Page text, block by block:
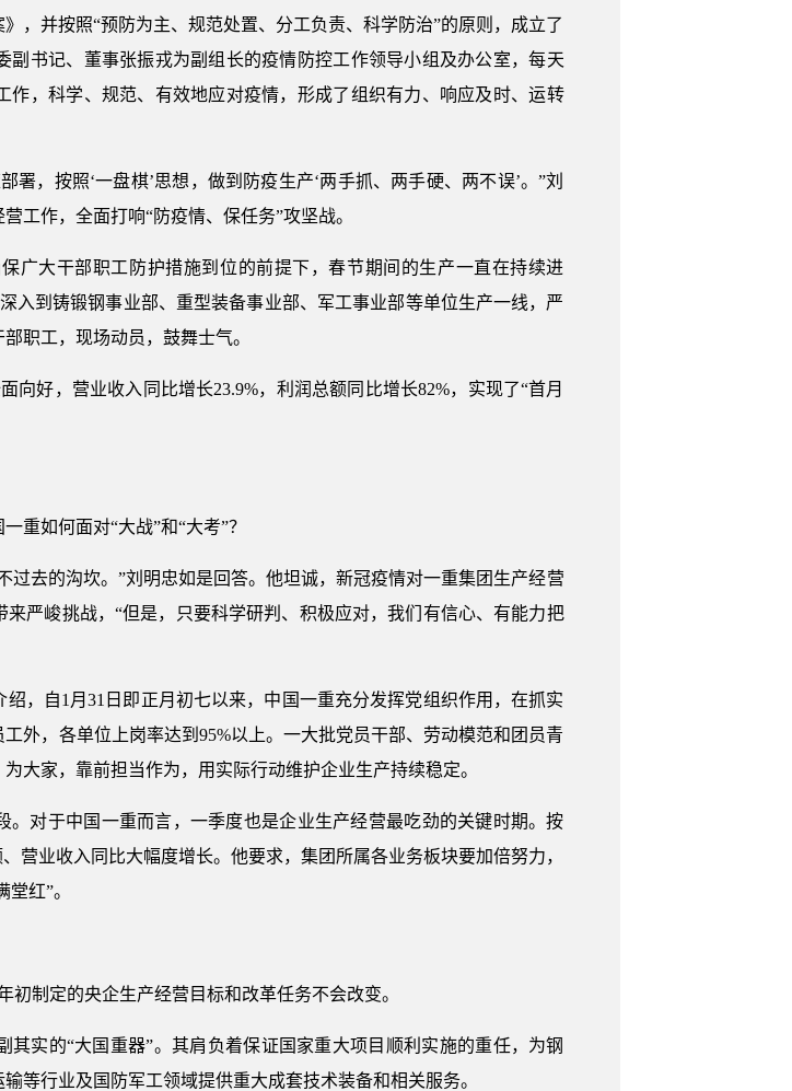
，并按照“预防为主、规范处置、分工负责、科学防治”的原则，成立了
书记、董事张振戎为副组长的疫情防控工作领导小组及办公室，每天
，科学、规范、有效地应对疫情，形成了组织有力、响应及时、运转
，按照‘一盘棋’思想，做到防疫生产‘两手抓、两手硬、两不误’。”刘
工作，全面打响“防疫情、保任务”攻坚战。
广大干部职工防护措施到位的前提下，春节期间的生产一直在持续进
入到铸锻钢事业部、重型装备事业部、军工事业部等单位生产一线，严
职工，现场动员，鼓舞士气。
好，营业收入同比增长23.9%，利润总额同比增长82%，实现了“首月
重如何面对“大战”和“大考”？
过去的沟坎。”刘明忠如是回答。他坦诚，新冠疫情对一重集团生产经营
严峻挑战，“但是，只要科学研判、积极应对，我们有信心、有能力把
，自1月31日即正月初七以来，中国一重充分发挥党组织作用，在抓实
外，各单位上岗率达到95%以上。一大批党员干部、劳动模范和团员青
大家，靠前担当作为，用实际行动维护企业生产持续稳定。
对于中国一重而言，一季度也是企业生产经营最吃劲的关键时期。按
营业收入同比大幅度增长。他要求，集团所属各业务板块要加倍努力，
红”。
制定的央企生产经营目标和改革任务不会改变。
实的“大国重器”。其肩负着保证国家重大项目顺利实施的重任，为钢
等行业及国防军工领域提供重大成套技术装备和相关服务。